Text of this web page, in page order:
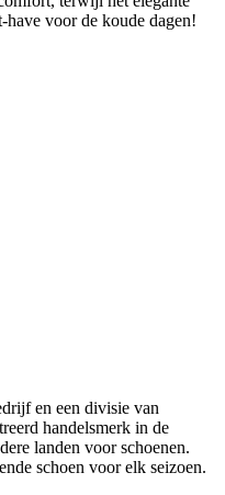
voor de koude dagen!
en een divisie van
handelsmerk in de
landen voor schoenen.
schoen voor elk seizoen.